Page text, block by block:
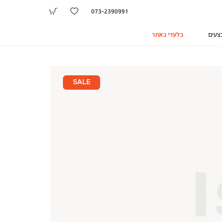
073-2390991
בלעדי באתר
SALE